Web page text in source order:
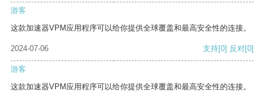
游客
这款加速器VPM应用程序可以给你提供全球覆盖和最高安全性的连接。
2024-07-06 支持[0] 反对[0]
游客
这款加速器VPM应用程序可以给你提供全球覆盖和最高安全性的连接。